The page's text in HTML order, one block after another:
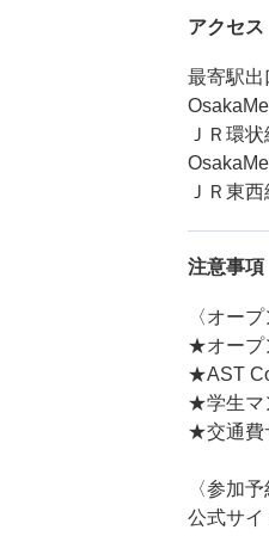
アクセス
最寄駅出
ＪＲ環
ＪＲ東
注意事項
〈オー
★オープ
★AST
★学生マ
★交通費
〈参加予
公式サイ